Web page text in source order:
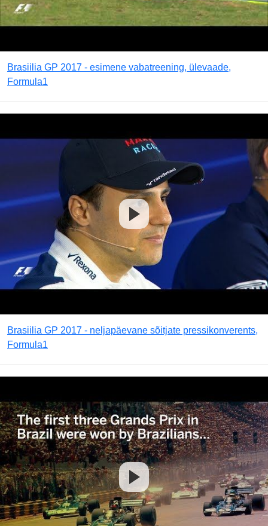
Brasiilia GP 2017 - esimene vabatreening, ülevaade,
Formula1
Brasiilia GP 2017 - neljapäevane sõitjate pressikonverents,
Formula1